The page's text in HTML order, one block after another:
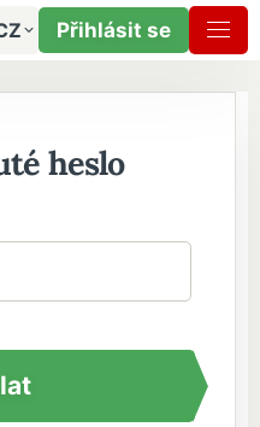
Přihlásit se
heslo